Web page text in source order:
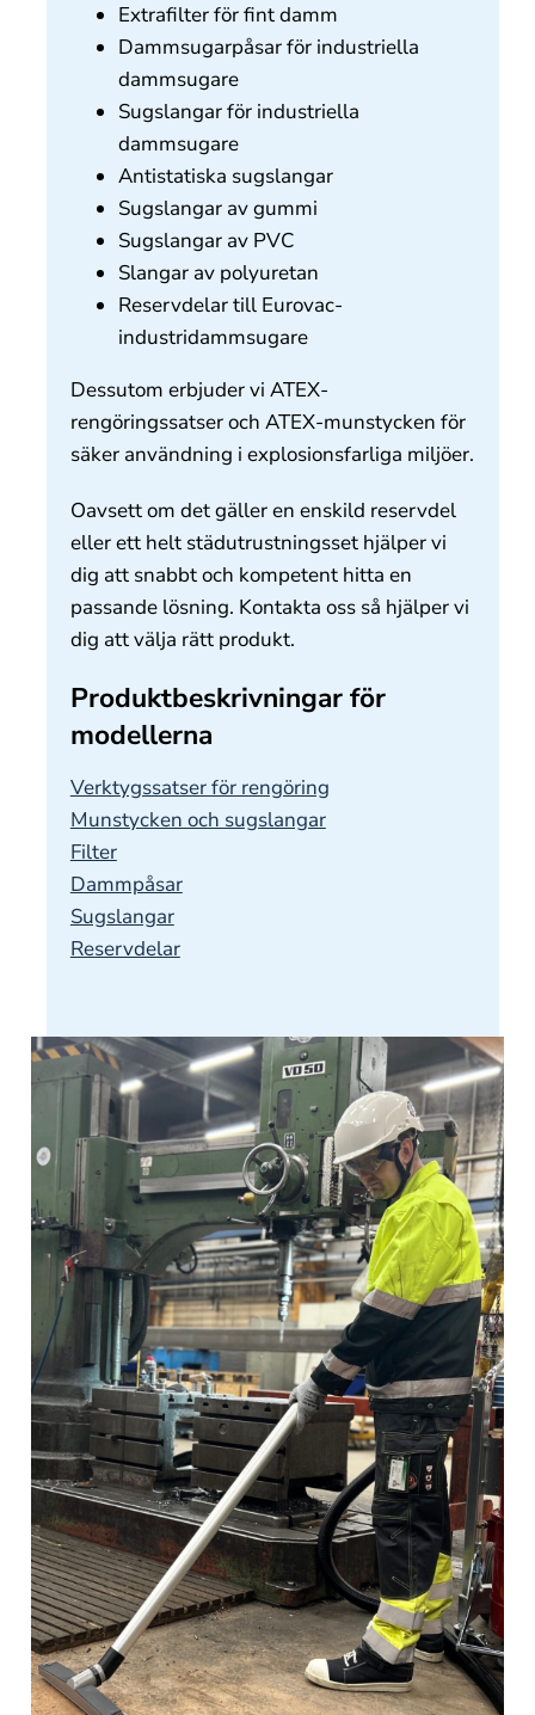
Extrafilter för fint damm
Dammsugarpåsar för industriella
dammsugare
Sugslangar för industriella
dammsugare
Antistatiska sugslangar
Sugslangar av gummi
Sugslangar av PVC
Slangar av polyuretan
Reservdelar till Eurovac-
industridammsugare
Dessutom erbjuder vi ATEX-
rengöringssatser och ATEX-munstycken för
säker användning i explosionsfarliga miljöer.
Oavsett om det gäller en enskild reservdel
eller ett helt städutrustningsset hjälper vi
dig att snabbt och kompetent hitta en
passande lösning. Kontakta oss så hjälper vi
dig att välja rätt produkt.
Produktbeskrivningar för
modellerna
Verktygssatser för rengöring
Munstycken och sugslangar
Filter
Dammpåsar
Sugslangar
Reservdelar